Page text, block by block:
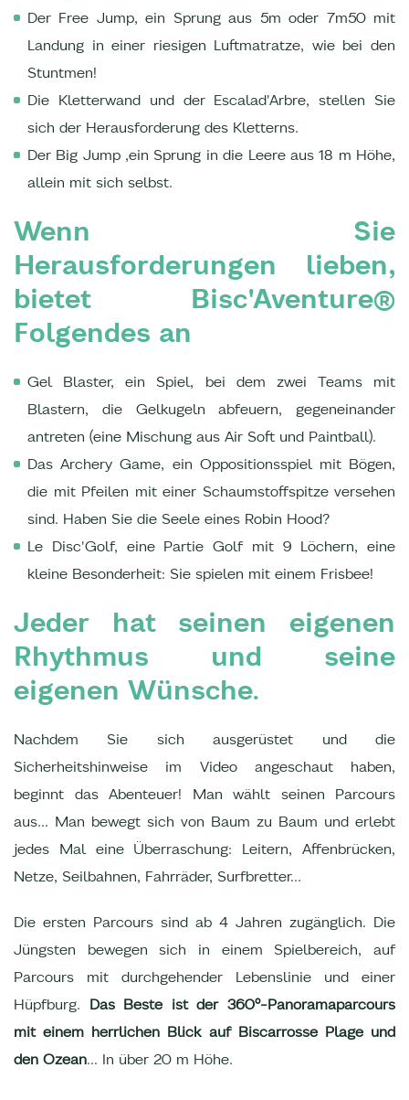
Der Free Jump, ein Sprung aus 5m oder 7m50 mit
Landung in einer riesigen Luftmatratze, wie bei den
Stuntmen!
Die Kletterwand und der Escalad'Arbre, stellen Sie
sich der Herausforderung des Kletterns.
Der Big Jump ,ein Sprung in die Leere aus 18 m Höhe,
allein mit sich selbst.
Wenn Sie
Herausforderungen lieben,
bietet Bisc'Aventure®
Folgendes an
Gel Blaster, ein Spiel, bei dem zwei Teams mit
Blastern, die Gelkugeln abfeuern, gegeneinander
antreten (eine Mischung aus Air Soft und Paintball).
Das Archery Game, ein Oppositionsspiel mit Bögen,
die mit Pfeilen mit einer Schaumstoffspitze versehen
sind. Haben Sie die Seele eines Robin Hood?
Le Disc'Golf, eine Partie Golf mit 9 Löchern, eine
kleine Besonderheit: Sie spielen mit einem Frisbee!
Jeder hat seinen eigenen
Rhythmus und seine
eigenen Wünsche.
Nachdem Sie sich ausgerüstet und die
Sicherheitshinweise im Video angeschaut haben,
beginnt das Abenteuer! Man wählt seinen Parcours
aus... Man bewegt sich von Baum zu Baum und erlebt
jedes Mal eine Überraschung: Leitern, Affenbrücken,
Netze, Seilbahnen, Fahrräder, Surfbretter...
Die ersten Parcours sind ab 4 Jahren zugänglich. Die
Jüngsten bewegen sich in einem Spielbereich, auf
Parcours mit durchgehender Lebenslinie und einer
Hüpfburg. Das Beste ist der 360°-Panoramaparcours
mit einem herrlichen Blick auf Biscarrosse Plage und
den Ozean... In über 20 m Höhe.